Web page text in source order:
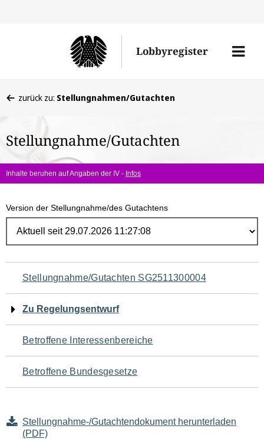
Lobbyregister
Menü
befinden
hier:
zurück zu: Stellungnahmen/Gutachten
Stellungnahme/Gutachten
Inhalte beruhen auf Angaben der IV - Infos
Version der Stellungnahme/des Gutachtens
Navigation
für
den
Seiteninhalt
Stellungnahme/Gutachten SG2511300004
Zu Regelungsentwurf
Betroffene Interessenbereiche
Betroffene Bundesgesetze
Stellungnahme-/Gutachtendokument herunterladen
(PDF)